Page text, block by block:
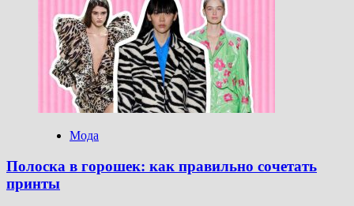
Выше
нос,
шире
шаг:
как
носить
модные
ботильоны
советы
Мода
Полоска в горошек: как правильно сочетать
принты